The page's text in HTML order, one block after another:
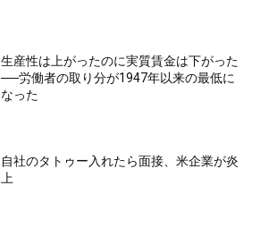
生産性は上がったのに実質賃金は下がった
──労働者の取り分が1947年以来の最低に
なった
自社のタトゥー入れたら面接、米企業が炎
上